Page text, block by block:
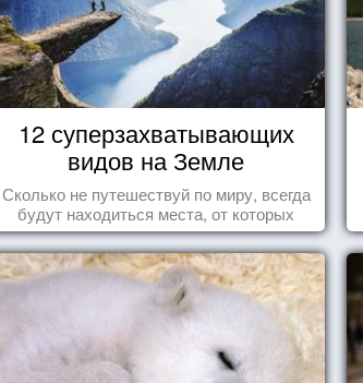
12 суперзахватывающих
видов на Земле
Сколько не путешествуй по миру, всегда
будут находиться места, от которых
перехватывает дух и кружится голова...